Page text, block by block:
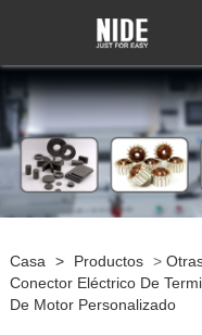
Casa > Productos >
Conector Eléctrico De
De Motor Personalizado